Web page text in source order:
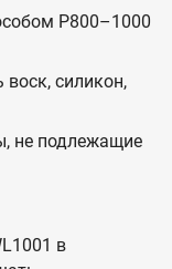
P800–1000
силикон,
не подлежащие
в